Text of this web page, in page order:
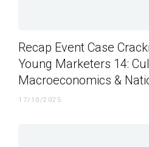
Recap Event Case
Young Marketers 14:
Macroeconomics &
17/10/2025